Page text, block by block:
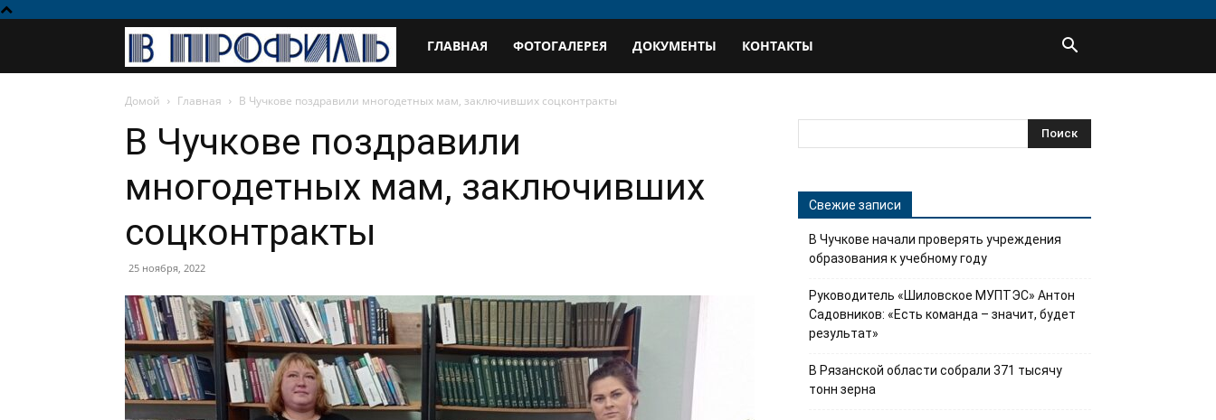
профиль
ГЛАВНАЯ ФОТОГАЛЕРЕЯ ДОКУМЕНТЫ КОНТАКТЫ
Домой Главная В Чучкове поздравили многодетных мам, заключивших соцконтракты
В Чучкове поздравили
многодетных мам, заключивших
соцконтракты
25 ноября, 2022
Свежие записи
В Чучкове начали проверять учреждения
образования к учебному году
Руководитель «Шиловское МУПТЭС» Антон
Садовников: «Есть команда – значит, будет
результат»
В Рязанской области собрали 371 тысячу
тонн зерна